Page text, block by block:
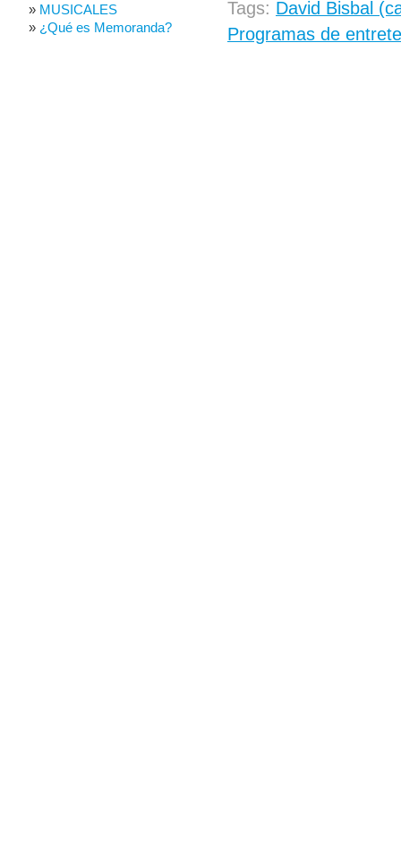
Tags: David Bisbal
Programas de
MUSICALES
¿Qué es Memoranda?